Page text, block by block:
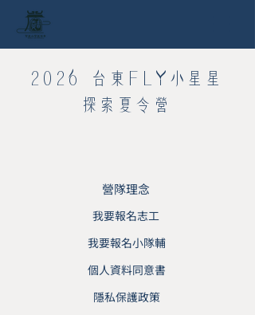
​2026 台東FLY小星星
探索夏令營
營隊理念
我要報名志工
我要報名小隊輔
個人資料同意書
隱私保護政策